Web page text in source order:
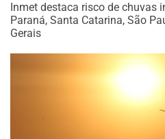
Inmet destaca risco de chuvas
Paraná, Santa Catarina, São
Gerais